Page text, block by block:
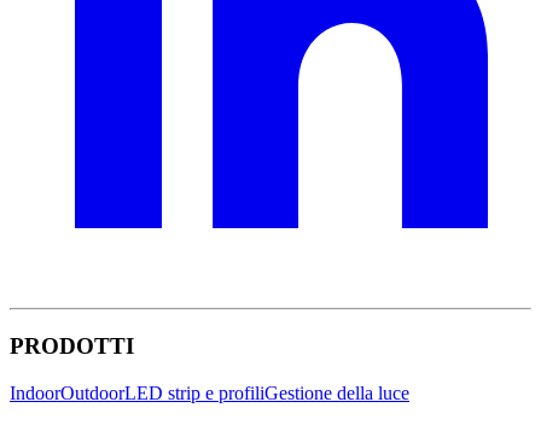
PRODOTTI
IndoorOutdoorLED strip e profiliGestione della luce